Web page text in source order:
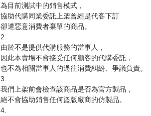
為目前測試中的銷售模式，
協助代購同業委託上架曾經是代客下訂
卻遭惡意消費者棄單的商品。
2.
由於不是提供代購服務的當事人，
因此本賣場不會接受任何顧客的代購委託，
也不為相關當事人的過往消費糾紛、爭議負責。
3.
我們上架前會檢查該商品是否為官方製品，
絕不會協助銷售任何盜版廠商的仿製品。
4.